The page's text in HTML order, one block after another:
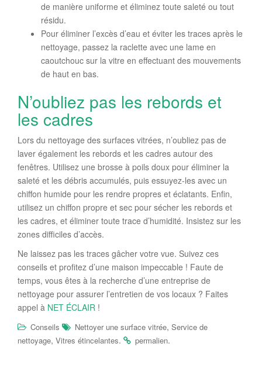
de manière uniforme et éliminez toute saleté ou tout
résidu.
Pour éliminer l’excès d’eau et éviter les traces après le
nettoyage, passez la raclette avec une lame en
caoutchouc sur la vitre en effectuant des mouvements
de haut en bas.
N’oubliez pas les rebords et
les cadres
Lors du nettoyage des surfaces vitrées, n’oubliez pas de
laver également les rebords et les cadres autour des
fenêtres. Utilisez une brosse à poils doux pour éliminer la
saleté et les débris accumulés, puis essuyez-les avec un
chiffon humide pour les rendre propres et éclatants. Enfin,
utilisez un chiffon propre et sec pour sécher les rebords et
les cadres, et éliminer toute trace d’humidité. Insistez sur les
zones difficiles d’accès.
Ne laissez pas les traces gâcher votre vue. Suivez ces
conseils et profitez d’une maison impeccable ! Faute de
temps, vous êtes à la recherche d’une entreprise de
nettoyage pour assurer l’entretien de vos locaux ? Faites
appel à NET ÉCLAIR !
Conseils Nettoyer une surface vitrée, Service de
nettoyage, Vitres étincelantes. permalien.